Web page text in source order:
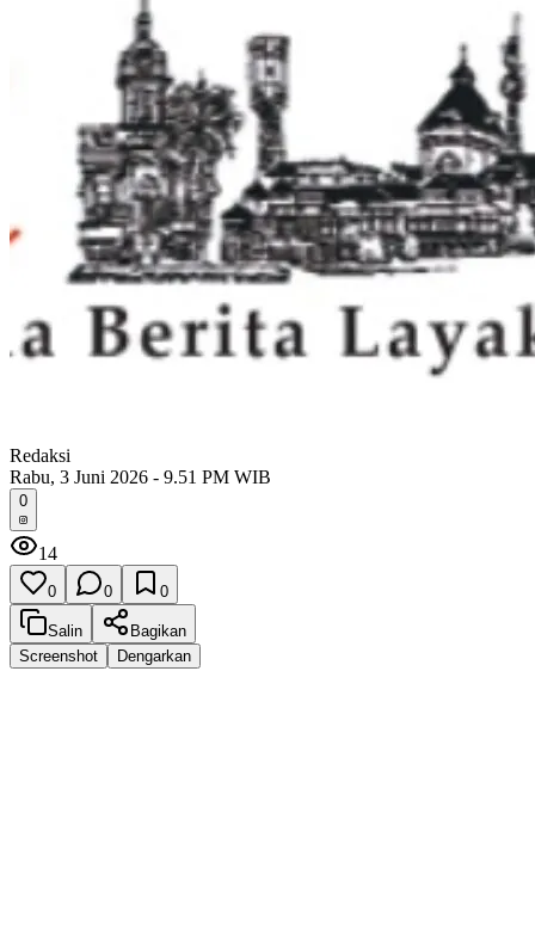
Redaksi
Rabu, 3 Juni 2026 - 9.51 PM WIB
0
14
0 0 0
Salin
Bagikan
Screenshot
Dengarkan